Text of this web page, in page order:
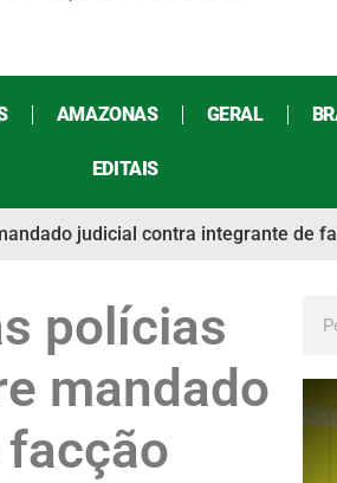
AMAZONAS GERAL
EDITAIS
judicial contra integrante de
polícias
mandado